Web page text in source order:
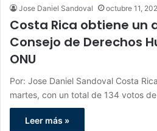
Jose Daniel Sandoval octubre 11,
Costa Rica obtiene un
Consejo de Derechos
ONU
Por: Jose Daniel Sandoval Costa
martes, con un total de 134 votos
Leer más »